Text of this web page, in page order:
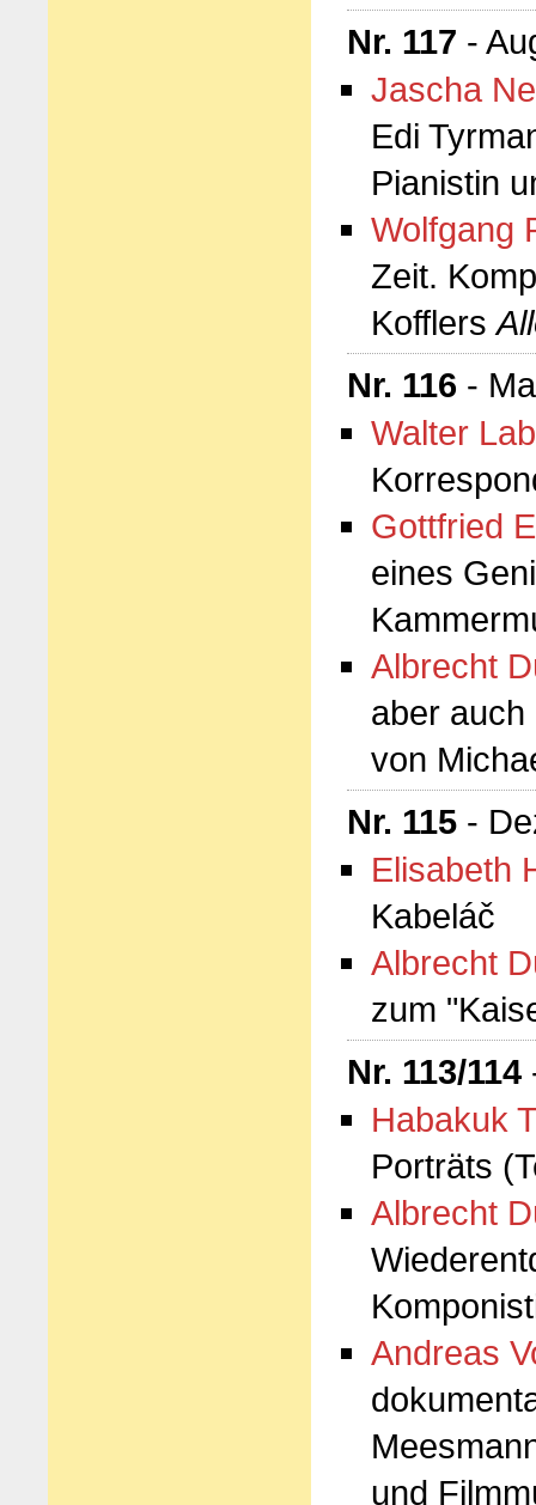
Nr. 117 -
Jascha
Edi
Pianistin
Wolfgang
Zeit.
Kofflers
Nr. 116 -
Walter
Gottfried
eines
Albrecht
aber
von
Nr. 115 -
Elisabeth
Kabeláč
Albrecht
zum
Nr. 113/114
Habakuk
Porträts
Albrecht
Andreas
und